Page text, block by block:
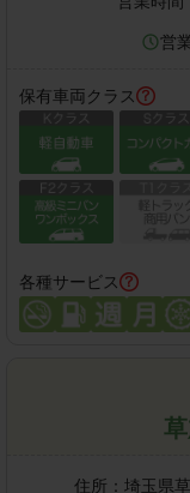
営
保有車両クラス
各種サービス
住所： 埼玉県